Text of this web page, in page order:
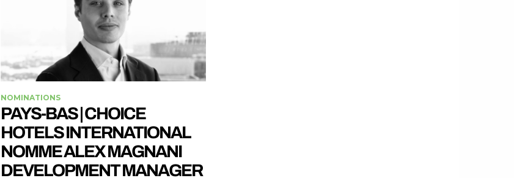
NOMINATIONS
PAYS-BAS | CHOICE
HOTELS INTERNATIONAL
NOMME ALEX MAGNANI
DEVELOPMENT MANAGER